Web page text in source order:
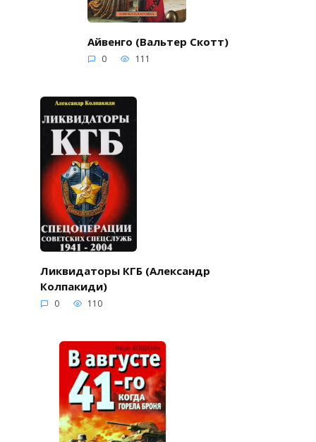
Айвенго (Вальтер Скотт)
0 111
Ликвидаторы КГБ (Александр
Колпакиди)
0 110